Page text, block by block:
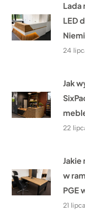
Lada
LED
24
Jak
22
Jakie
w
PGE
21